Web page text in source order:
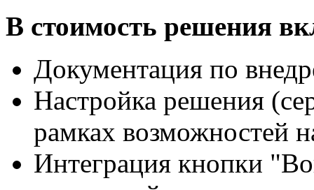
В стоимость решения
Документация по
Настройка решения
рамках возможностей
Интеграция кнопки